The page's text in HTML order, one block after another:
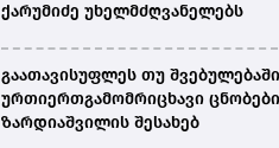
ქარუმიძე უხელმძღვანელებს
გაათავისუფლეს თუ
ურთიერთგამომრიცხავი
ზარდიაშვილის შესახებ